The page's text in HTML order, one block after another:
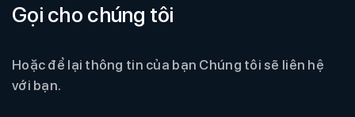
Gọi cho chúng tôi
Hoặc để lại thông tin của bạn Chúng tôi sẽ liên hệ
với bạn.